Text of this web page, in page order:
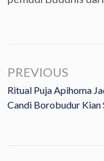
PREVIOUS
Ritual Puja Apihoma
Candi Borobudur Kian